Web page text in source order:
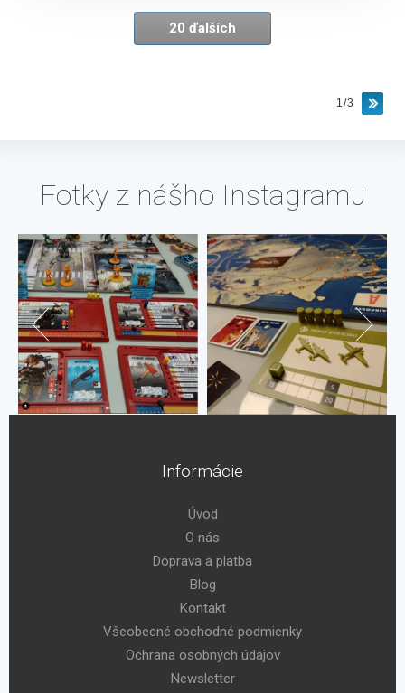
20 ďalších
1/3
Fotky z nášho Instagramu
Informácie
Úvod
O nás
Doprava a platba
Blog
Kontakt
Všeobecné obchodné podmienky
Ochrana osobných údajov
Newsletter